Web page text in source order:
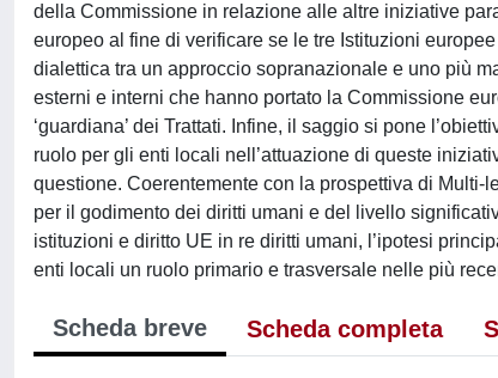
della Commissione in relazione alle altre iniziative
europeo al fine di verificare se le tre Istituzioni
dialettica tra un approccio sopranazionale e uno più
esterni e interni che hanno portato la Commissione
‘guardiana’ dei Trattati. Infine, il saggio si pone
ruolo per gli enti locali nell’attuazione di queste
questione. Coerentemente con la prospettiva di Multi-
per il godimento dei diritti umani e del livello
istituzioni e diritto UE in re diritti umani, l’ipotesi
enti locali un ruolo primario e trasversale nelle più
Scheda breve Scheda completa